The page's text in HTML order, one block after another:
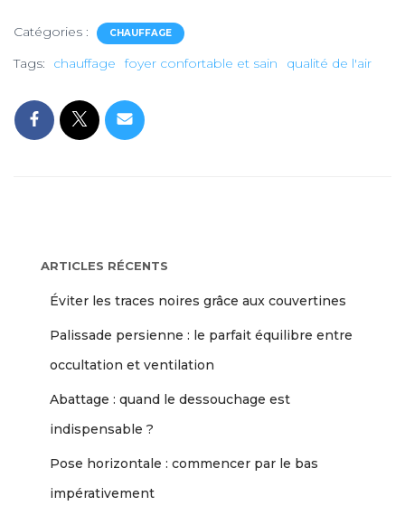
Catégories : CHAUFFAGE
Tags: chauffage foyer confortable et sain qualité de l'air
ARTICLES RÉCENTS
Éviter les traces noires grâce aux couvertines
Palissade persienne : le parfait équilibre entre
occultation et ventilation
Abattage : quand le dessouchage est
indispensable ?
Pose horizontale : commencer par le bas
impérativement